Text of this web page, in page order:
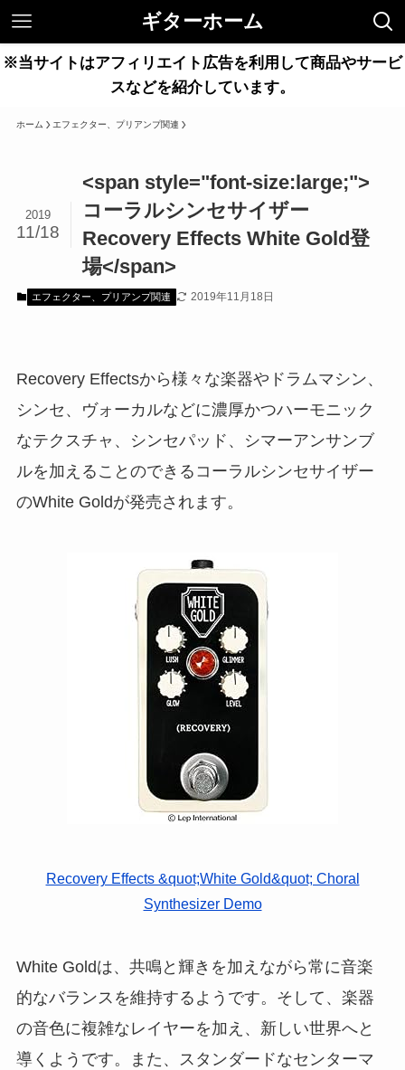
ギターホーム
※当サイトはアフィリエイト広告を利用して商品やサービ
スなどを紹介しています。
ホーム エフェクター、プリアンプ関連
<span style="font-size:large;">
コーラルシンセサイザー
Recovery Effects White Gold登
場</span>
2019
11/18
エフェクター、プリアンプ関連 2019年11月18日
Recovery Effectsから様々な楽器やドラムマシン、
シンセ、ヴォーカルなどに濃厚かつハーモニック
なテクスチャ、シンセパッド、シマーアンサンブ
ルを加えることのできるコーラルシンセサイザー
のWhite Goldが発売されます。
Recovery Effects &quot;White Gold&quot; Choral
Synthesizer Demo
White Goldは、共鳴と輝きを加えながら常に音楽
的なバランスを維持するようです。そして、楽器
の音色に複雑なレイヤーを加え、新しい世界へと
導くようです。また、スタンダードなセンターマ